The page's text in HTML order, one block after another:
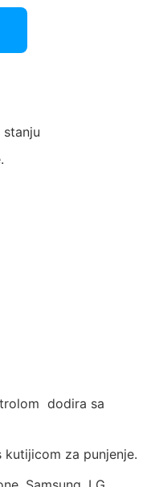
dodira sa
kutijicom za punjenje.